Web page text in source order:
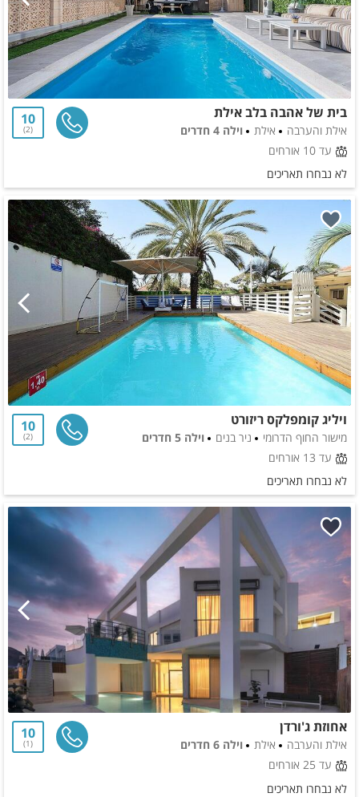
בית של אהבה בלב אילת
אילת והערבה אילת
וילה 4 חדרים
עד 10 אורחים
10
2
לא נבחרו תאריכים
ויליג קומפלקס ריזורט
מישור החוף הדרומי ניר בנים
וילה 5 חדרים
עד 13 אורחים
10
2
לא נבחרו תאריכים
אחוזת ג'ורדן
אילת והערבה אילת
וילה 6 חדרים
עד 25 אורחים
10
1
לא נבחרו תאריכים